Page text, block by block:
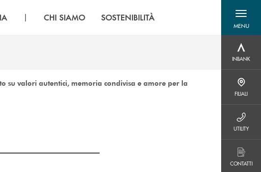
| CHI SIAMO SOSTENIBILITÀ
MENU
menu
INBANK
FILIALI
FILIALI
UTILITY
CONTATTI
su valori autentici, memoria condivisa e amore per la